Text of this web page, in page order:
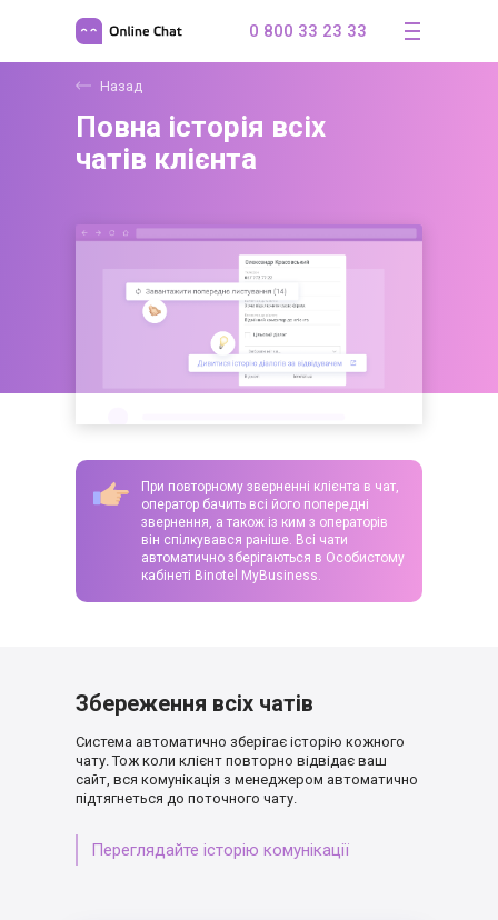
0 800 33 23 33
Назад
Повна історія всіх
чатів клієнта
При повторному зверненні клієнта в чат,
оператор бачить всі його попередні
звернення, а також із ким з операторів
він спілкувався раніше. Всі чати
автоматично зберігаються в Особистому
кабінеті Binotel MyBusiness.
Збереження всіх чатів
Система автоматично зберігає історію кожного
чату. Тож коли клієнт повторно відвідає ваш
сайт, вся комунікація з менеджером автоматично
підтягнеться до поточного чату.
Переглядайте історію комунікації